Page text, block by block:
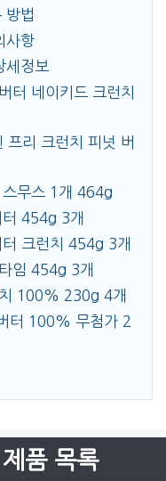
방법
사항
세정보
터 네이키드 크런치
프리 크런치 피넛 버
스무스 1개 464g
454g 3개
크런치 454g 3개
임 454g 3개
100% 230g 4개
터 100% 무첨가 2
품 목록